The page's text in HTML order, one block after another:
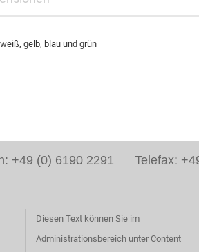
gelb, blau und grün
+49 (0) 6190 2291 Telefax:
Diesen Text können Sie im
Administrationsbereich unter Content